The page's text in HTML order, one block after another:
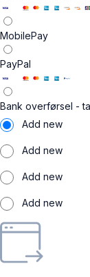
MobilePay
PayPal
Bank overførsel -
Add new
Add new
Add new
Add new